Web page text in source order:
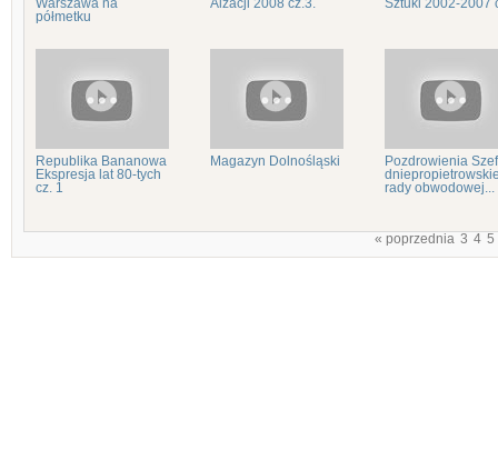
Warszawa na
półmetku
Alzacji 2008 cz.3.
Sztuki 2002-2007
Republika Bananowa
Ekspresja lat 80-tych
cz. 1
Magazyn Dolnośląski
Pozdrowienia
rady obwodowej...
« poprzednia 3 4 5